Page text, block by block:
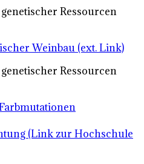
Ressourcen
Weinbau (ext. Link)
Ressourcen
(Link zur Hochschule